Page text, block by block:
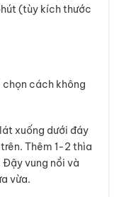
(tùy kích thước
chọn cách không
xuống dưới đáy
Thêm 1-2 thìa
vung nồi và
vừa.